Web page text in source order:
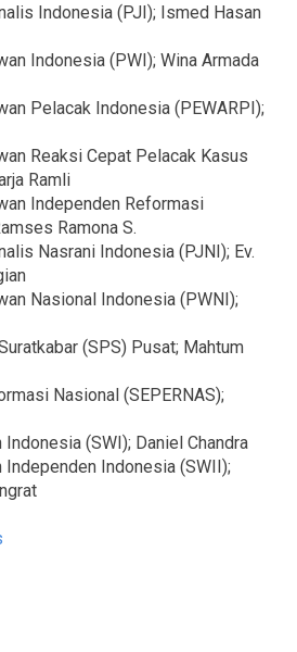
Indonesia (PJI); Ismed Hasan
Indonesia (PWI); Wina Armada
Pelacak Indonesia (PEWARPI);
Reaksi Cepat Pelacak Kasus
Ramli
Independen Reformasi
Ramona S.
Nasrani Indonesia (PJNI); Ev.
Nasional Indonesia (PWNI);
(SPS) Pusat; Mahtum
Nasional (SEPERNAS);
(SWI); Daniel Chandra
Independen Indonesia (SWII);